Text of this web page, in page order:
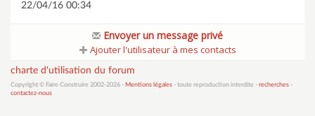
22/04/16 00:34
Envoyer un message privé
Ajouter l'utilisateur à mes contacts
charte d'utilisation du forum
Copyright © Faire Construire 2002-2026 - Mentions légales - toute reproduction interdite - recherches -
contactez-nous